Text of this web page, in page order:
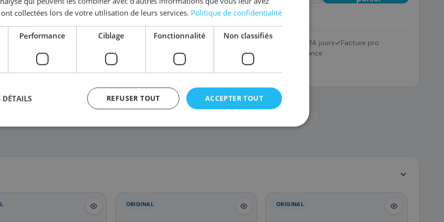
8115Y Retour 14 jours
Facture pro
SAV France
ORIGINAL ORIGINAL
collectées lors de votre utilisation de leurs services. Politique de confidentialité
Performance Ciblage Fonctionnalité Non classifiés
ACCEPTER TOUT
REFUSER TOUT
DÉTAILS